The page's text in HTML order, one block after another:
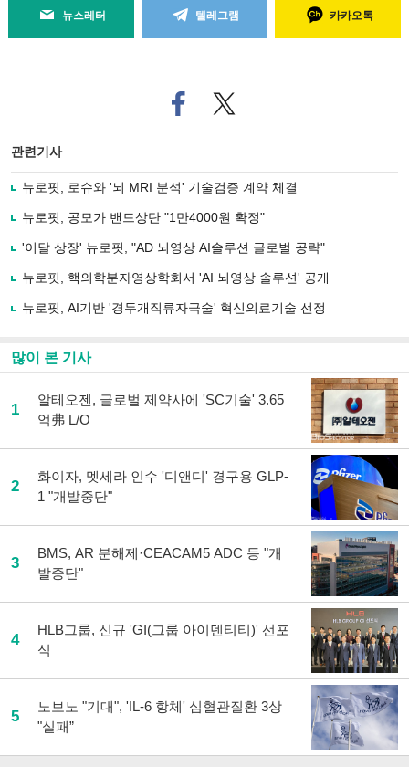
뉴스레터 텔레그램 카카오톡
페
이
로
기
사
유
기
트위
터로
관련기사
뉴로핏, 로슈와 '뇌 MRI 분석' 기술검증 계약 체결
뉴로핏, 공모가 밴드상단 "1만4000원 확정"
'이달 상장' 뉴로핏, "AD 뇌영상 AI솔루션 글로벌 공략"
뉴로핏, 핵의학분자영상학회서 'AI 뇌영상 솔루션' 공개
뉴로핏, AI기반 '경두개직류자극술' 혁신의료기술 선정
많이 본 기사
1
알테오젠, 글로벌 제약사에 'SC기술' 3.65
억弗 L/O
2
화이자, 멧세라 인수 '디앤디' 경구용 GLP-
1 "개발중단"
3
BMS, AR 분해제·CEACAM5 ADC 등 "개
발중단"
4
HLB그룹, 신규 'GI(그룹 아이덴티티)' 선포
식
5
노보노 "기대", 'IL-6 항체' 심혈관질환 3상
"실패”